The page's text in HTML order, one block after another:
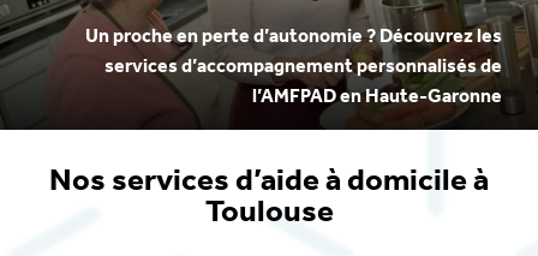
Un proche en perte d’autonomie ? Découvrez les
services d’accompagnement personnalisés de
l’AMFPAD en Haute-Garonne
Nos services d’aide à domicile à
Toulouse